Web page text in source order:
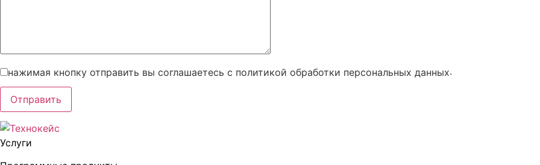
нажимая кнопку отправить вы соглашаетесь с политикой обработки персональных данных.
Услуги